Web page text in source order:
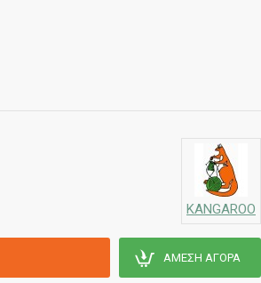
KANGAROO
ΆΜΕΣΗ ΑΓΟΡΆ